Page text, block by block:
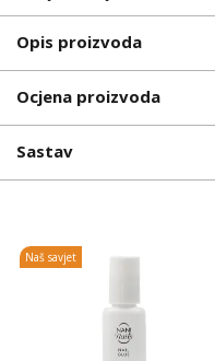
Opis proizvoda
Ocjena proizvoda
Sastav
Naš savjet